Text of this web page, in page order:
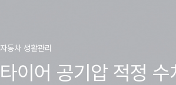
자동차 생활관리
타이어 공기압 적정